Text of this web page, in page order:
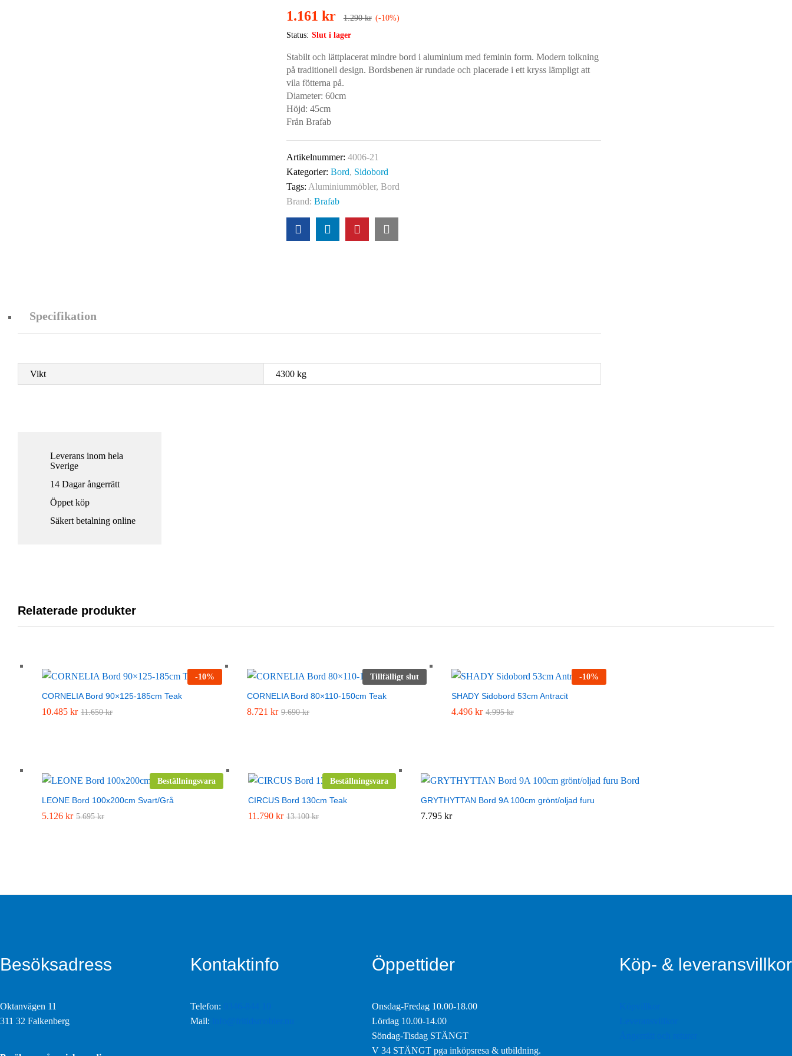
1.161 kr 1.290kr (-10%)
Status: Slut i lager
Stabilt och lättplacerat mindre bord i aluminium med feminin form. Modern tolkning
på traditionell design. Bordsbenen är rundade och placerade i ett kryss lämpligt att
vila fötterna på.
Diameter: 60cm
Höjd: 45cm
Från Brafab
Artikelnummer: 4006-21
Kategorier: Bord, Sidobord
Tags: Aluminiummöbler, Bord
Brand: Brafab
Specifikation
Vikt 4300 kg
Leverans inom hela
Sverige
14 Dagar ångerrätt
Öppet köp
Säkert betalning online
Relaterade produkter
-10%
CORNELIA Bord 90×125-185cm Teak
10.485 kr 11.650kr
10.485 kr 11.650kr
Tillfälligt slut
CORNELIA Bord 80×110-150cm Teak
8.721 kr 9.690kr
8.721 kr 9.690kr
-10%
SHADY Sidobord 53cm Antracit
4.496 kr 4.995kr
4.496 kr 4.995kr
Beställningsvara
LEONE Bord 100x200cm Svart/Grå
5.126 kr 5.695kr
5.126 kr 5.695kr
Beställningsvara
CIRCUS Bord 130cm Teak
11.790 kr 13.100kr
11.790 kr 13.100kr
GRYTHYTTAN Bord 9A 100cm grönt/oljad furu
7.795 kr
7.795 kr
Besöksadress
Oktanvägen 11
311 32 Falkenberg
Kontaktinfo
Telefon:
Mail:
Öppettider
Onsdag-Fredag 10.00-18.00
Lördag 10.00-14.00
Söndag-Tisdag STÄNGT
V 34 STÄNGT pga inköpsresa & utbildning.
Köp- & leveransvillkor